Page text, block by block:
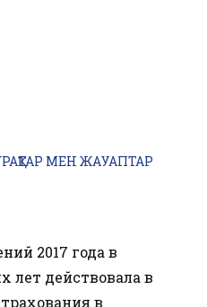
МЕН ЖАУАПТАР
2017 года в
лет действовала в
в